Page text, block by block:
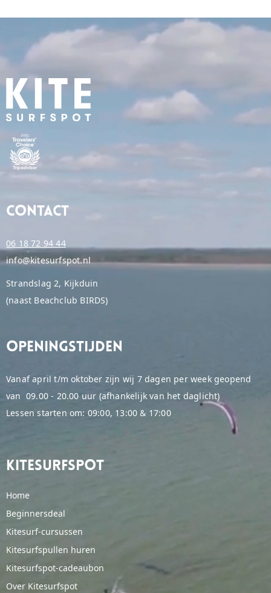
Contact
06 18 72 94 44
info@kitesurfspot.nl
Strandslag 2, Kijkduin
(naast Beachclub BIRDS)
Openingstijden
Vanaf april t/m oktober zijn wij 7 dagen per week geopend
van 09.00 - 20.00 uur (afhankelijk van het daglicht)
Lessen starten om: 09:00, 13:00 & 17:00
Kitesurfspot
Home
Beginnersdeal
Kitesurf-cursussen
Kitesurfspullen huren
Kitesurfspot-cadeaubon
Over Kitesurfspot